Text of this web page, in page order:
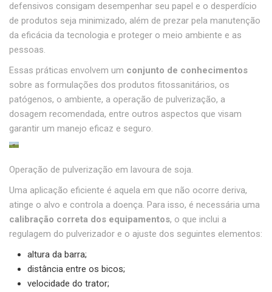
defensivos consigam desempenhar seu papel e o desperdício
de produtos seja minimizado, além de prezar pela manutenção
da eficácia da tecnologia e proteger o meio ambiente e as
pessoas.
Essas práticas envolvem um conjunto de conhecimentos
sobre as formulações dos produtos fitossanitários, os
patógenos, o ambiente, a operação de pulverização, a
dosagem recomendada, entre outros aspectos que visam
garantir um manejo eficaz e seguro.
Operação de pulverização em lavoura de soja.
Uma aplicação eficiente é aquela em que não ocorre deriva,
atinge o alvo e controla a doença. Para isso, é necessária uma
calibração correta dos equipamentos, o que inclui a
regulagem do pulverizador e o ajuste dos seguintes elementos:
altura da barra;
distância entre os bicos;
velocidade do trator;